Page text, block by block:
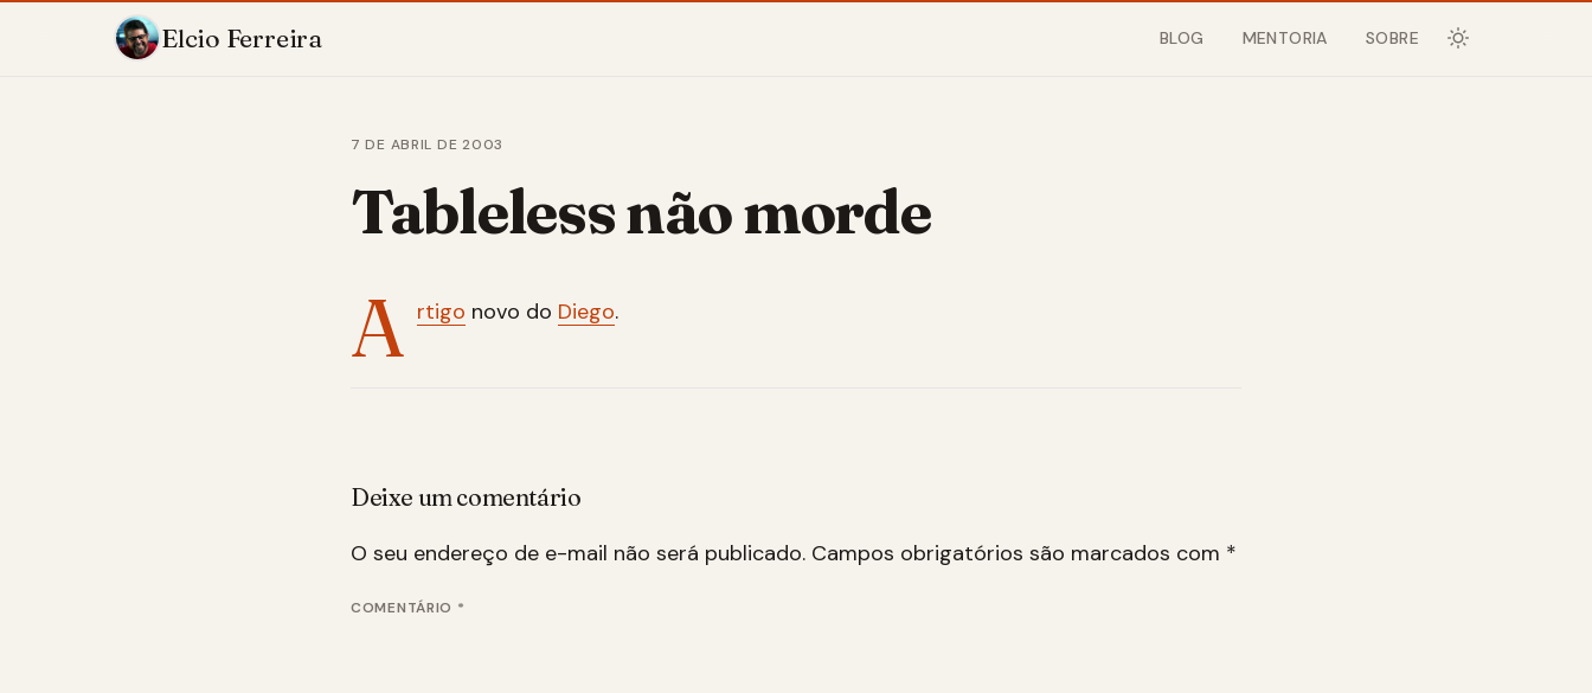
Elcio Ferreira BLOG MENTORIA SOBRE
7 DE ABRIL DE 2003
Tableless não morde
A rtigo novo do Diego.
Deixe um comentário
O seu endereço de e-mail não será publicado. Campos obrigatórios são marcados com *
COMENTÁRIO *